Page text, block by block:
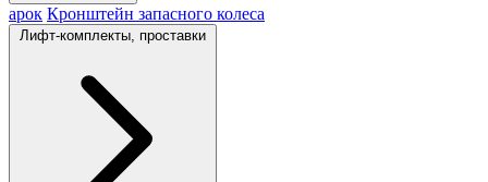
арок Кронштейн запасного колеса
Лифт-комплекты, проставки